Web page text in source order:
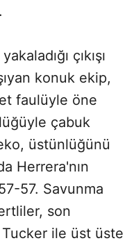
çıkışı
konuk ekip,
faulüyle öne
çabuk
üstünlüğünü
Herrera'nın
57. Savunma
son
ile üst üste